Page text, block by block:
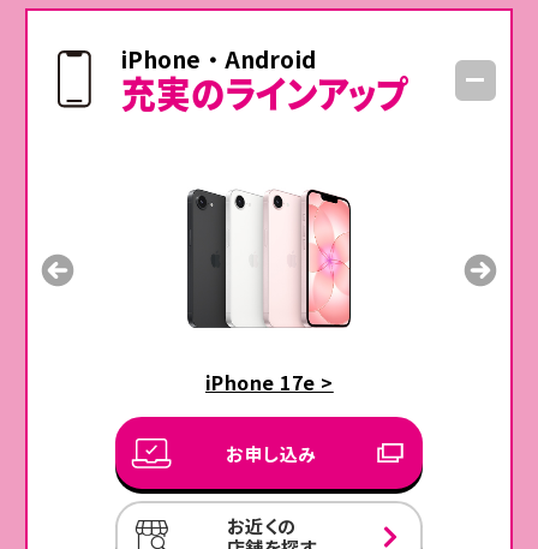
■適用条件
対象料金プランご加入の方が同一のau IDでPontaパス
■対象料金プラン
※「auかんたん決済」において、「Pontaパス(548円/月)」
「Pontaパス ライト(409円/月)」（以下、本コンテンツとし
ます。）のご利用料金が発生しますが、相当額を割引しま
す。本コンテンツの課金時点で対象料金プランにご加入で
※対象料金プランの加入日と本コンテンツの課金日が同
外でお支払いの場合等、本コンテンツのご利用料金につ
いて、一旦ご利用料金が発生し、翌月以降にご利用料金
相当額を割引または返金とする場合があります。
※本コンテンツのご利用料金の無料特典と、本コンテンツ
au 5G/4G LTEエリア外にいても、災害時に緊急速報メールを
受信可能。またあなたの位置を家族や友達に共有できます。
iPhone・Android
充実のラインアップ
iPhone 17e >
お申し込み
お近くの